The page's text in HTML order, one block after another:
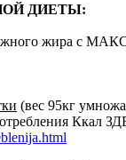
ДИЕТЫ:
жира
(вес 95кг
Ккал